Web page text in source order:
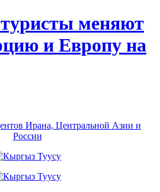
меняют
и Европу на